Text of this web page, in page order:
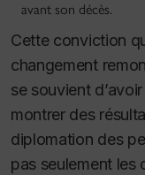
avant son décès.
Cette conviction
changement
se souvient
montrer des
diplomation des
pas seulement les